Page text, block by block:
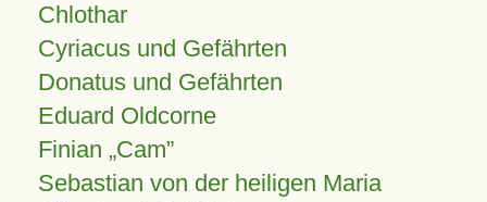
Chlothar
Cyriacus und Gefährten
Donatus und Gefährten
Eduard Oldcorne
Finian Cam
Sebastian von der heiligen Maria